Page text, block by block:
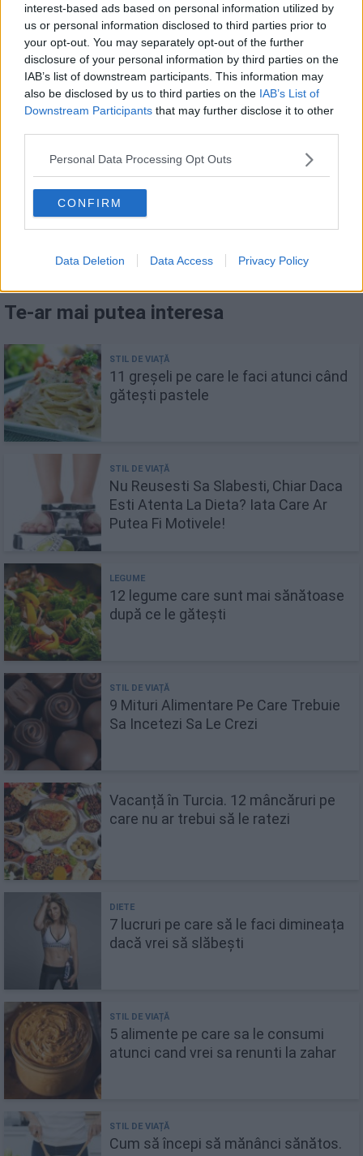
interest-based ads based on personal information utilized by
us or personal information disclosed to third parties prior to
your opt-out. You may separately opt-out of the further
disclosure of your personal information by third parties on the
IAB’s list of downstream participants. This information may
also be disclosed by us to third parties on the IAB’s List of
Downstream Participants that may further disclose it to other
Personal Data Processing Opt Outs
CONFIRM
Data Deletion Data Access Privacy Policy
Tu de unde te inspiri atunci când cauți o rețetă
video? Mai știi și alte canale de gătit care să merite
un ”follow”? Nu le ține doar pentru tine, lasă-le în
FACEBOOK
Te-ar mai putea interesa
11 greșeli pe care le faci atunci când
gătești pastele
Nu Reusesti Sa Slabesti, Chiar Daca
Esti Atenta La Dieta? Iata Care Ar
Putea Fi Motivele!
12 legume care sunt mai sănătoase
după ce le gătești
9 Mituri Alimentare Pe Care Trebuie
Sa Incetezi Sa Le Crezi
Vacanță în Turcia. 12 mâncăruri pe
care nu ar trebui să le ratezi
7 lucruri pe care să le faci dimineața
dacă vrei să slăbești
5 alimente pe care sa le consumi
atunci cand vrei sa renunti la zahar
Cum să începi să mănânci sănătos.